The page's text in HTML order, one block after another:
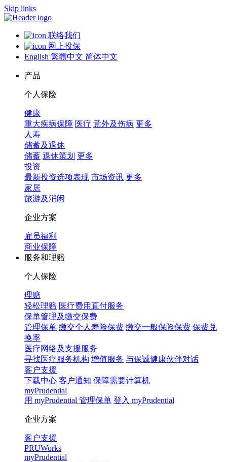
Skip links
联络我们
网上投保
English 繁體中文 简体中文
产品
个人保险
健康
重大疾病保障 医疗 意外及伤病 更多
人寿
储蓄及退休
储蓄 退休策划 更多
投资
最新投资选项表现 市场资讯 更多
家居
旅游及消闲
企业方案
雇员福利
商业保障
服务和理赔
个人保险
理赔
轻松理赔 医疗费用直付服务
保单管理及缴交保费
管理保单 缴交个人寿险保费 缴交一般保险保费 保费兑
换率
医疗网络及支援服务
寻找医疗服务机构 增值服务 与保诚健康伙伴对话
客户支援
下载中心 客户通知 保障需要计算机
myPrudential
用 myPrudential 管理保单 登入 myPrudential
企业方案
客户支援
PRUWorks
myPrudential